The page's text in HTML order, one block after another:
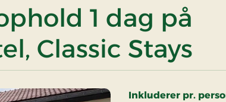
1 dag på
Classic Stays
Inkluderer pr.